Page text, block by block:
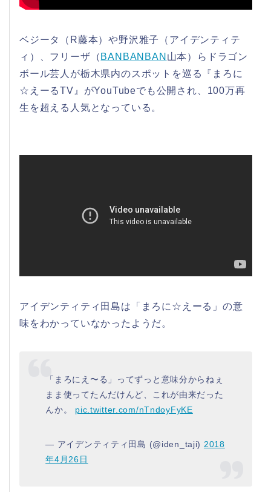
ベジータ（R藤本）や野沢雅子（アイデンティテ
ィ）、フリーザ（ BANBANBAN 山本）らドラゴン
ボール芸人が栃木県内のスポットを巡る『まろに
☆えーるTV』がYouTubeでも公開され、100万再
生を超える人気となっている。
アイデンティティ田島は「まろに☆えーる」の意
味をわかっていなかったようだ。
「まろにえ〜る」ってずっと意味分からねぇ
まま使ってたんだけんど、これが由来だった
んか。 pic.twitter.com/nTndoyFyKE
— アイデンティティ田島 (@iden_taji) 2018
年4月26日